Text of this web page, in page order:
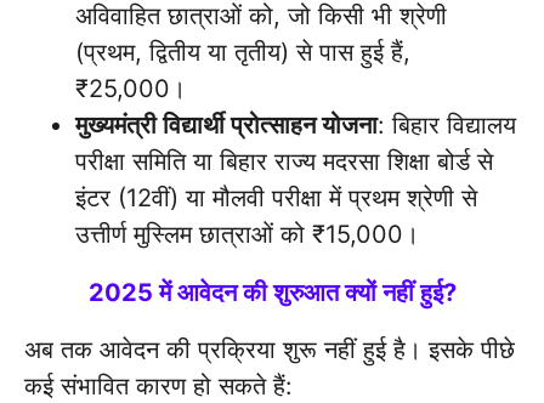
अविवाहित छात्राओं को, जो किसी भी श्रेणी
(प्रथम, द्वितीय या तृतीय) से पास हुई हैं,
₹25,000।
मुख्यमंत्री विद्यार्थी प्रोत्साहन योजना: बिहार विद्यालय
परीक्षा समिति या बिहार राज्य मदरसा शिक्षा बोर्ड से
इंटर (12वीं) या मौलवी परीक्षा में प्रथम श्रेणी से
उत्तीर्ण मुस्लिम छात्राओं को ₹15,000।
2025 में आवेदन की शुरुआत क्यों नहीं हुई?
अब तक आवेदन की प्रक्रिया शुरू नहीं हुई है। इसके पीछे
कई संभावित कारण हो सकते हैं: